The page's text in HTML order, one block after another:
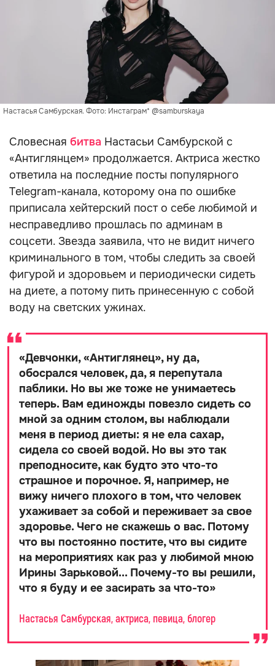
Настасья Самбурская. Фото: Инстаграм* @samburskaya
Словесная битва Настасьи Самбурской с
«Антиглянцем» продолжается. Актриса жестко
ответила на последние посты популярного
Telegram-канала, которому она по ошибке
приписала хейтерский пост о себе любимой и
несправедливо прошлась по админам в
соцсети. Звезда заявила, что не видит ничего
криминального в том, чтобы следить за своей
фигурой и здоровьем и периодически сидеть
на диете, а потому пить принесенную с собой
воду на светских ужинах.
«Девчонки, «Антиглянец», ну да,
обосрался человек, да, я перепутала
паблики. Но вы же тоже не унимаетесь
теперь. Вам единожды повезло сидеть со
мной за одним столом, вы наблюдали
меня в период диеты: я не ела сахар,
сидела со своей водой. Но вы это так
преподносите, как будто это что-то
страшное и порочное. Я, например, не
вижу ничего плохого в том, что человек
ухаживает за собой и переживает за свое
здоровье. Чего не скажешь о вас. Потому
что вы постоянно постите, что вы сидите
на мероприятиях как раз у любимой мною
Ирины Зарьковой... Почему-то вы решили,
что я буду и ее засирать за что-то»
Настасья Самбурская, актриса, певица, блогер